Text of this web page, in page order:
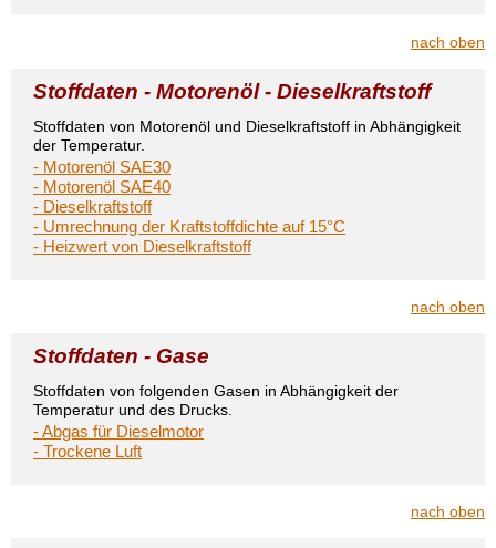
nach oben
Stoffdaten - Motorenöl - Dieselkraftstoff
Stoffdaten von Motorenöl und Dieselkraftstoff in Abhängigkeit
der Temperatur.
- Motorenöl SAE30
- Motorenöl SAE40
- Dieselkraftstoff
- Umrechnung der Kraftstoffdichte auf 15°C
- Heizwert von Dieselkraftstoff
nach oben
Stoffdaten - Gase
Stoffdaten von folgenden Gasen in Abhängigkeit der
Temperatur und des Drucks.
- Abgas für Dieselmotor
- Trockene Luft
nach oben